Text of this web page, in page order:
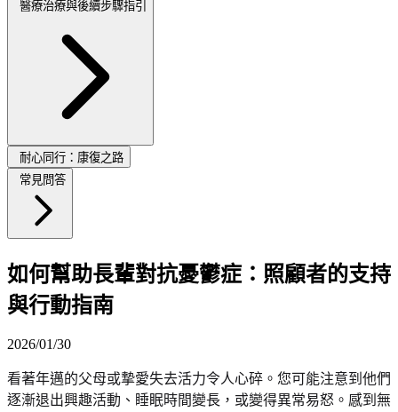
醫療治療與後續步驟指引
耐心同行：康復之路
常見問答
如何幫助長輩對抗憂鬱症：照顧者的支持
與行動指南
2026/01/30
看著年邁的父母或摯愛失去活力令人心碎。您可能注意到他們
逐漸退出興趣活動、睡眠時間變長，或變得異常易怒。感到無